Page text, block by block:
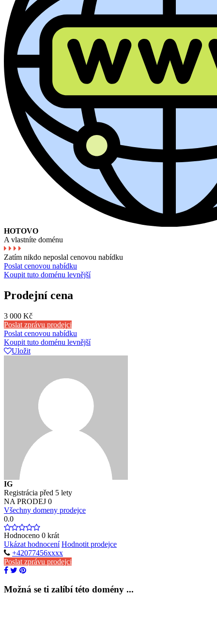
HOTOVO
A vlastníte doménu
Zatím nikdo neposlal cenovou nabídku
Poslat cenovou nabídku
Koupit tuto doménu levnější
Prodejní cena
3 000 Kč
Poslat zprávu prodejci
Poslat cenovou nabídku
Koupit tuto doménu levnější
Uložit
IG
Registrácia před 5 lety
NA PRODEJ 0
Všechny domeny prodejce
0.0
Hodnoceno 0 krát
Ukázat hodnocení Hodnotit prodejce
+42077456xxxx
Poslat zprávu prodejci
Možná se ti zalíbí této domény ...